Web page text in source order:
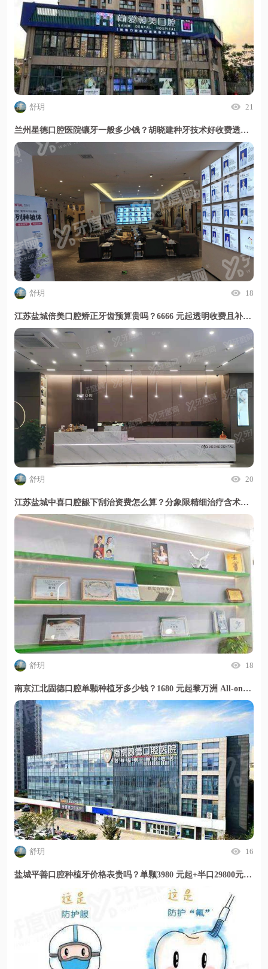
舒玥 21
兰州星德口腔医院镶牙一般多少钱？胡晓建种牙技术好收费透明无隐形消费
舒玥 18
江苏盐城倍美口腔矫正牙齿预算贵吗？6666 元起透明收费且补牙百元搞定
舒玥 20
江苏盐城中喜口腔龈下刮治资费怎么算？分象限精细治疗含术后管理且贴面总价透明
舒玥 18
南京江北固德口腔单颗种植牙多少钱？1680 元起黎万洲 All-on-4 技术半口种植靠谱
舒玥 16
盐城平善口腔种植牙价格表贵吗？单颗3980 元起+半口29800元起+全口5万起，透明收费且门诊评价服务细致